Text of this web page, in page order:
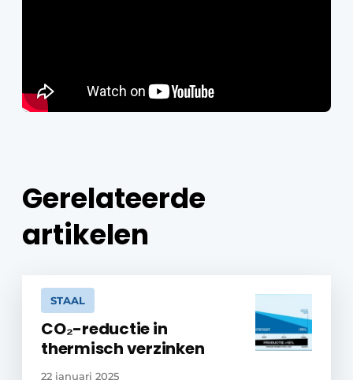
Gerelateerde
artikelen
STAAL
CO₂-reductie in
thermisch verzinken
22 januari 2025